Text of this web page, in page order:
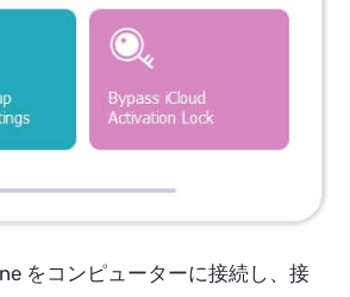
をコンピューターに接続し、接